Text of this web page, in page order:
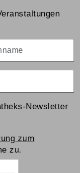
Newsletter
zum
zu.